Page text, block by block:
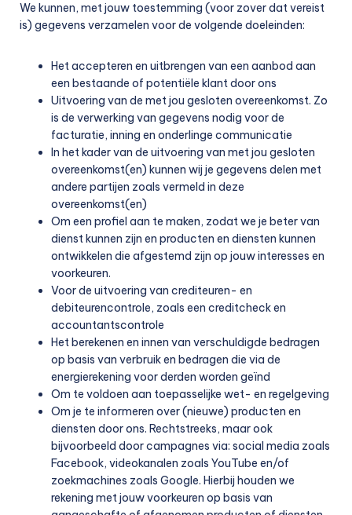
We kunnen, met jouw toestemming (voor zover dat vereist
is) gegevens verzamelen voor de volgende doeleinden:
Het accepteren en uitbrengen van een aanbod aan
een bestaande of potentiële klant door ons
Uitvoering van de met jou gesloten overeenkomst. Zo
is de verwerking van gegevens nodig voor de
facturatie, inning en onderlinge communicatie
In het kader van de uitvoering van met jou gesloten
overeenkomst(en) kunnen wij je gegevens delen met
andere partijen zoals vermeld in deze
overeenkomst(en)
Om een profiel aan te maken, zodat we je beter van
dienst kunnen zijn en producten en diensten kunnen
ontwikkelen die afgestemd zijn op jouw interesses en
voorkeuren.
Voor de uitvoering van crediteuren- en
debiteurencontrole, zoals een creditcheck en
accountantscontrole
Het berekenen en innen van verschuldigde bedragen
op basis van verbruik en bedragen die via de
energierekening voor derden worden geïnd
Om te voldoen aan toepasselijke wet- en regelgeving
Om je te informeren over (nieuwe) producten en
diensten door ons. Rechtstreeks, maar ook
bijvoorbeeld door campagnes via: social media zoals
Facebook, videokanalen zoals YouTube en/of
zoekmachines zoals Google. Hierbij houden we
rekening met jouw voorkeuren op basis van